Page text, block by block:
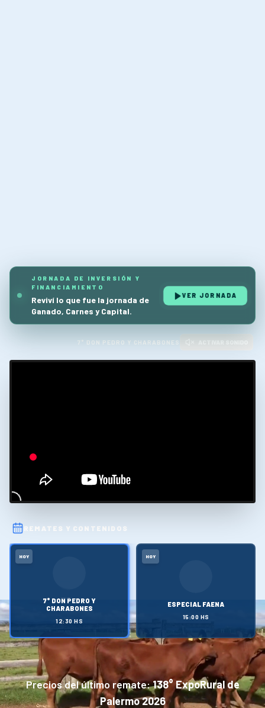
JORNADA DE INVERSIÓN Y
FINANCIAMIENTO
Reviví lo que fue la jornada de
Ganado, Carnes y Capital.
VER JORNADA
7° DON PEDRO Y CHARABONES ACTIVAR SONIDO
REMATES Y CONTENIDOS
HOY
7° DON PEDRO Y
CHARABONES
12:30 HS
HOY
ESPECIAL FAENA
15:00 HS
Precios del último remate:138° ExpoRural de
Palermo 2026